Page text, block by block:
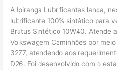
A Ipiranga Lubrificantes lança,
lubrificante 100% sintético para
Brutus Sintético 10W40. Atende
Volkswagem Caminhões por
3277, atendendo aos
D26. Foi desenvolvido com o